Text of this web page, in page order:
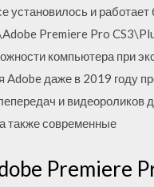
установилось и
Premiere Pro
компьютера при
даже в 2019 году
и видеороликов
также современные
Premiere